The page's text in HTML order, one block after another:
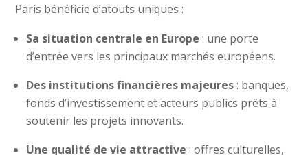
Paris bénéficie d’atouts uniques :
Sa situation centrale en Europe : une porte
d’entrée vers les principaux marchés européens.
Des institutions financières majeures: banques,
fonds d’investissement et acteurs publics prêts à
soutenir les projets innovants.
Une qualité de vie attractive : offres culturelles,